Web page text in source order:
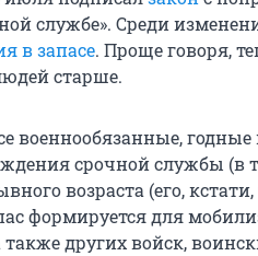
службе». Среди
в запасе. Проще говоря,
старше.
военнообязанные,
срочной службы (в
возраста (его, кстати,
формируется для
других войск,